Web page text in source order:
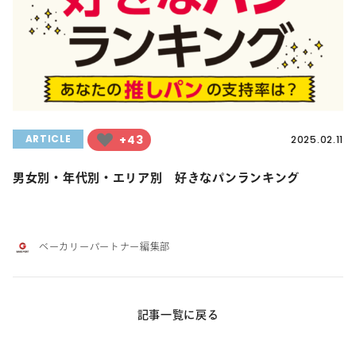
ARTICLE +43 2025.02.11
男女別・年代別・エリア別 好きなパンランキング
ベーカリーパートナー編集部
記事一覧に戻る